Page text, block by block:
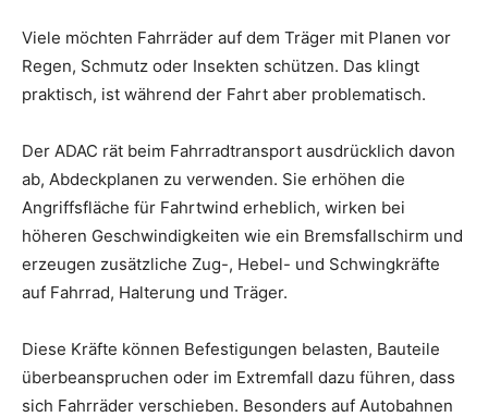
Viele möchten Fahrräder auf dem Träger mit Planen vor
Regen, Schmutz oder Insekten schützen. Das klingt
praktisch, ist während der Fahrt aber problematisch.
Der ADAC rät beim Fahrradtransport ausdrücklich davon
ab, Abdeckplanen zu verwenden. Sie erhöhen die
Angriffsfläche für Fahrtwind erheblich, wirken bei
höheren Geschwindigkeiten wie ein Bremsfallschirm und
erzeugen zusätzliche Zug-, Hebel- und Schwingkräfte
auf Fahrrad, Halterung und Träger.
Diese Kräfte können Befestigungen belasten, Bauteile
überbeanspruchen oder im Extremfall dazu führen, dass
sich Fahrräder verschieben. Besonders auf Autobahnen